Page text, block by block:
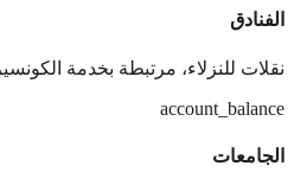
الفنادق
نقلات للنزلاء، مرتبطة بخدمة
account_balance
الجامعات